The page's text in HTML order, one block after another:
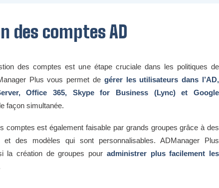
des comptes AD
des comptes est une étape cruciale dans les politiques de
Plus vous permet de gérer les utilisateurs dans l’AD,
Office 365, Skype for Business (Lync) et Google
façon simultanée.
comptes est également faisable par grands groupes grâce à des
et des modèles qui sont personnalisables. ADManager Plus
la création de groupes pour administrer plus facilement les